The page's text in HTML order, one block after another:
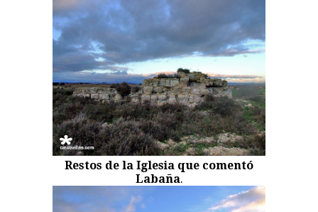
Restos de la Iglesia que comentó
Labaña.